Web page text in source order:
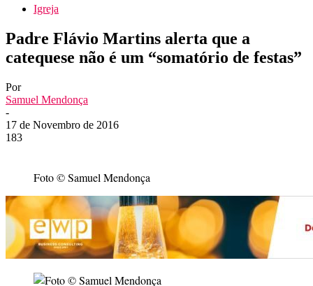
Igreja
Padre Flávio Martins alerta que a
catequese não é um “somatório de festas”
Por
Samuel Mendonça
-
17 de Novembro de 2016
183
Foto © Samuel Mendonça